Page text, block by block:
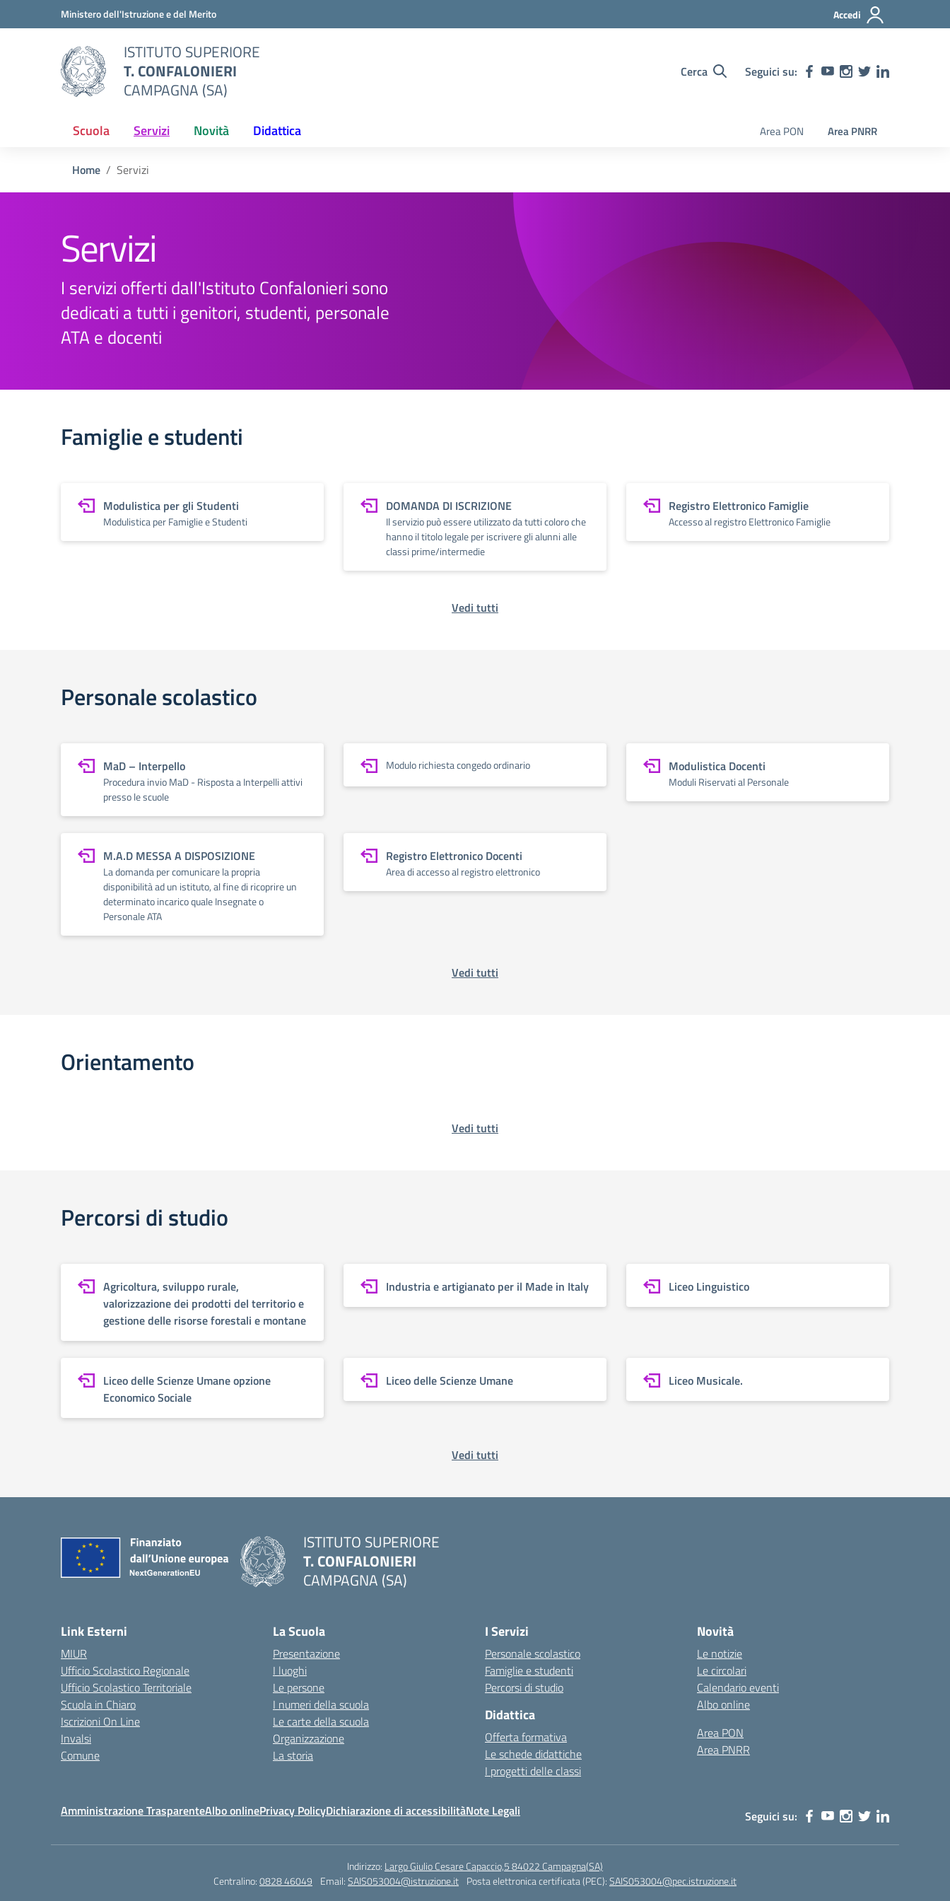
Vai ai contenuti
Vai al menu di navigazioneMinistero dell'Istruzione e del Merito Accedi
ISTITUTO SUPERIORE
T. CONFALONIERI
CAMPAGNA (SA)
Cerca Seguici su:
Scuola Servizi Novità Didattica Area PON Area PNRR
Home Servizi
Servizi
I servizi offerti dall'Istituto Confalonieri sono
dedicati a tutti i genitori, studenti, personale
ATA e docenti
Famiglie e studenti
Modulistica per gli Studenti
Modulistica per Famiglie e Studenti
DOMANDA DI ISCRIZIONE
Il servizio può essere utilizzato da tutti coloro che
hanno il titolo legale per iscrivere gli alunni alle
classi prime/intermedie
Registro Elettronico Famiglie
Accesso al registro Elettronico Famiglie
Vedi tutti
Personale scolastico
MaD – Interpello
Procedura invio MaD - Risposta a Interpelli attivi
presso le scuole
Modulo richiesta congedo ordinario Modulistica Docenti
Moduli Riservati al Personale
M.A.D MESSA A DISPOSIZIONE
La domanda per comunicare la propria
disponibilità ad un istituto, al fine di ricoprire un
determinato incarico quale Insegnate o
Personale ATA
Registro Elettronico Docenti
Area di accesso al registro elettronico
Vedi tutti
Orientamento
Vedi tutti
Percorsi di studio
Agricoltura, sviluppo rurale,
valorizzazione dei prodotti del territorio e
gestione delle risorse forestali e montane
Industria e artigianato per il Made in Italy Liceo Linguistico
Liceo delle Scienze Umane opzione
Economico Sociale
Liceo delle Scienze Umane Liceo Musicale.
Vedi tutti
ISTITUTO SUPERIORE
T. CONFALONIERI
CAMPAGNA (SA)
Link Esterni
MIUR
Ufficio Scolastico Regionale
Ufficio Scolastico Territoriale
Scuola in Chiaro
Iscrizioni On Line
Invalsi
Comune
La Scuola
Presentazione
I luoghi
Le persone
I numeri della scuola
Le carte della scuola
Organizzazione
La storia
I Servizi
Personale scolastico
Famiglie e studenti
Percorsi di studio
Didattica
Offerta formativa
Le schede didattiche
I progetti delle classi
Novità
Le notizie
Le circolari
Calendario eventi
Albo online
Area PON
Area PNRR
Amministrazione TrasparenteAlbo onlinePrivacy PolicyDichiarazione di accessibilitàNote Legali Seguici su:
Indirizzo: Largo Giulio Cesare Capaccio,5 84022 Campagna(SA)
Centralino:0828 46049 Email:SAIS053004@istruzione.it Posta elettronica certificata (PEC):SAIS053004@pec.istruzione.it